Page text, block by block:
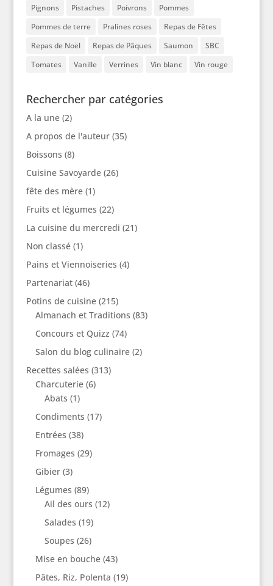
Pignons Pistaches Poivrons
Pommes
Pommes de terre
Pralines roses
Repas de Fêtes
Repas de Noël
Repas de Pâques Saumon
SBC
Tomates
Vanille Verrines Vin blanc Vin rouge
Rechercher par catégories
A la une(2)
A propos de l'auteur(35)
Boissons (8)
Cuisine Savoyarde(26)
fête des mère(1)
Fruits et légumes (22)
La cuisine du mercredi (21)
Non classé(1)
Pains et Viennoiseries (4)
Partenariat(46)
Potins de cuisine(215)
Almanach et Traditions (83)
Concours et Quizz (74)
Salon du blog culinaire(2)
Recettes salées (313)
Charcuterie(6)
Abats (1)
Condiments (17)
Entrées (38)
Fromages (29)
Gibier(3)
Légumes (89)
Ail des ours (12)
Salades (19)
Soupes (26)
Mise en bouche(43)
Pâtes, Riz, Polenta (19)